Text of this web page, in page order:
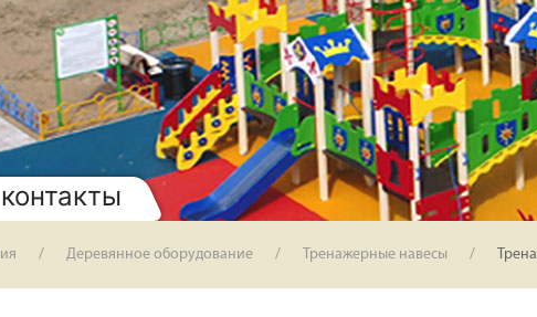
контакты
Деревянное оборудование Тренажерные навесы